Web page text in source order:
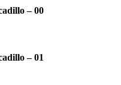
– 00
– 01